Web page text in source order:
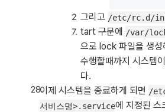
그리고 /etc/rc.d/
tart 구문에
/var/
으로 lock 파일을 생성
수행할때까지 시스템
다.
이제 시스템을 종료하게 되면 /
서비스명>.service에 지정된 스